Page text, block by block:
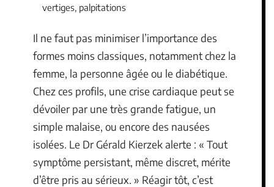
vertiges, palpitations
Il ne faut pas minimiser l’importance des
formes moins classiques, notamment chez la
femme, la personne âgée ou le diabétique.
Chez ces profils, une crise cardiaque peut se
dévoiler par une très grande fatigue, un
simple malaise, ou encore des nausées
isolées. Le Dr Gérald Kierzek alerte : « Tout
symptôme persistant, même discret, mérite
d’être pris au sérieux. » Réagir tôt, c’est